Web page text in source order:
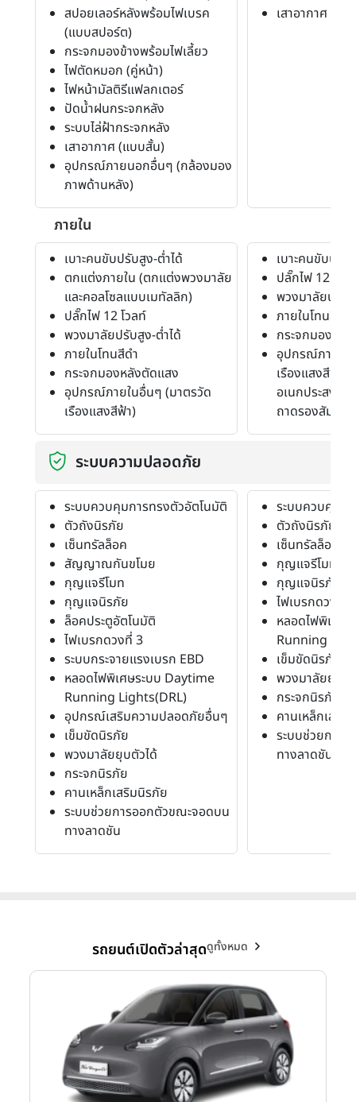
สปอยเลอร์หลังพร้อมไฟเบรค
(แบบสปอร์ต)
กระจกมองข้างพร้อมไฟเลี้ยว
ไฟตัดหมอก (คู่หน้า)
ไฟหน้ามัลติรีแฟลกเตอร์
ปัดน้ำฝนกระจกหลัง
ระบบไล่ฝ้ากระจกหลัง
เสาอากาศ (แบบสั้น)
อุปกรณ์ภายนอกอื่นๆ (กล้องมอง
ภาพด้านหลัง)
เสาอากาศ (แบ
ภายใน
เบาะคนขับปรับสูง-ต่ำได้
ตกแต่งภายใน (ตกแต่งพวงมาลัย
และคอลโซลแบบเมทัลลิก)
ปลั๊กไฟ 12 โวลท์
พวงมาลัยปรับสูง-ต่ำได้
ภายในโทนสีดำ
กระจกมองหลังตัดแสง
อุปกรณ์ภายในอื่นๆ (มาตรวัด
เรืองแสงสีฟ้า)
เบาะคนขับปรับ
ปลั๊กไฟ 12 โวล
พวงมาลัยปรับ
ภายในโทนสีดำ
กระจกมองหลั
อุปกรณ์ภายใน
เรืองแสงสีฟ้า,
อเนกประสงค์ใ
ถาดรองสัมภา
ระบบความปลอดภัย
ระบบควบคุมการทรงตัวอัตโนมัติ
ตัวถังนิรภัย
เซ็นทรัลล็อค
สัญญาณกันขโมย
กุญแจรีโมท
กุญแจนิรภัย
ล็อคประตูอัตโนมัติ
ไฟเบรกดวงที่ 3
ระบบกระจายแรงเบรก EBD
หลอดไฟพิเศษระบบ Daytime
Running Lights(DRL)
อุปกรณ์เสริมความปลอดภัยอื่นๆ
เข็มขัดนิรภัย
พวงมาลัยยุบตัวได้
กระจกนิรภัย
คานเหล็กเสริมนิรภัย
ระบบช่วยการออกตัวขณะจอดบน
ทางลาดชัน
ระบบควบคุมก
ตัวถังนิรภัย
เซ็นทรัลล็อค
กุญแจรีโมท
กุญแจนิรภัย
ไฟเบรกดวงที่ 3
หลอดไฟพิเศษ
Running
เข็มขัดนิรภัย
พวงมาลัยยุบตั
กระจกนิรภัย
คานเหล็กเสริ
ระบบช่วยการ
ทางลาดชัน
รถยนต์เปิดตัวล่าสุดดูทั้งหมด